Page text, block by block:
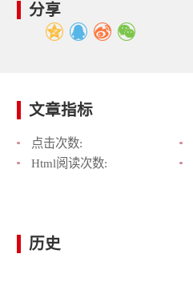
分享
文章指标
点击次数:
Html阅读次数:
历史